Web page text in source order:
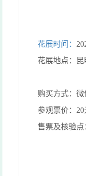
花展时间：
花展地点：
购买方式：
参观票价： 20
售票及核验